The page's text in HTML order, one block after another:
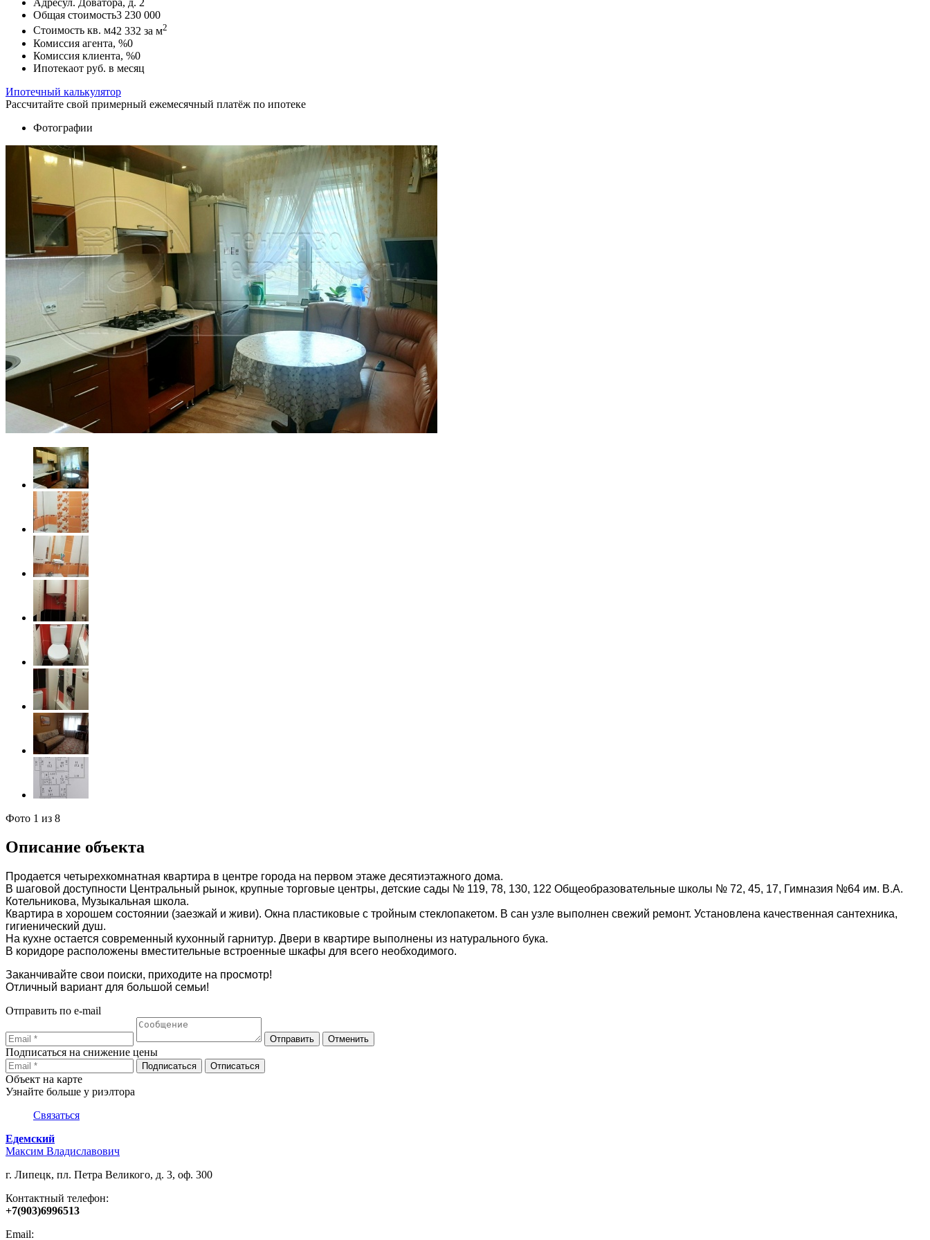
Адресул. Доватора, д. 2
Общая стоимость3 230 000
Стоимость кв. м42 332 за м2
Комиссия агента, %0
Комиссия клиента, %0
Ипотекаот руб. в месяц
Ипотечный калькулятор
Рассчитайте свой примерный ежемесячный платёж по ипотеке
Фотографии
Фото 1 из 8
Описание объекта
Продается четырехкомнатная квартира в центре города на первом этаже десятиэтажного дома.
В шаговой доступности Центральный рынок, крупные торговые центры, детские сады № 119, 78, 130, 122 Общеобразовательные школы № 72, 45, 17, Гимназия №64 им. В.А.
Котельникова, Музыкальная школа.
Квартира в хорошем состоянии (заезжай и живи). Окна пластиковые с тройным стеклопакетом. В сан узле выполнен свежий ремонт. Установлена качественная сантехника,
гигиенический душ.
На кухне остается современный кухонный гарнитур. Двери в квартире выполнены из натурального бука.
В коридоре расположены вместительные встроенные шкафы для всего необходимого.
Заканчивайте свои поиски, приходите на просмотр!
Отличный вариант для большой семьи!
Отправить по e-mail
Подписаться на снижение цены
Объект на карте
Узнайте больше у риэлтора
Связаться
Едемский
Максим Владиславович
г. Липецк, пл. Петра Великого, д. 3, оф. 300
Контактный телефон:
+7(903)6996513
Email: